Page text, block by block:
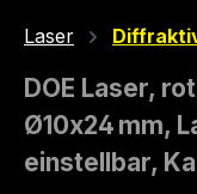
Laser
DOE Laser,
Ø10x24 mm,
einstellbar,